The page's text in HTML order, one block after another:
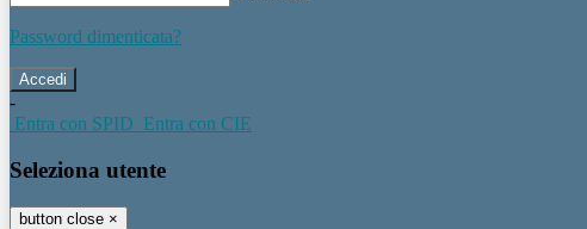
Password dimenticata?
-
Entra con SPID Entra con CIE
Seleziona utente
button close ×